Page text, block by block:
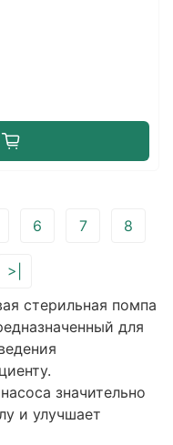
6 7 8
>|
стерильная помпа
для
значительно
и улучшает